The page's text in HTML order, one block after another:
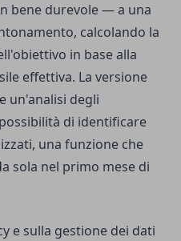
bene durevole — a una
calcolando la
in base alla
effettiva. La versione
un'analisi degli
di identificare
una funzione che
sola nel primo mese di
e sulla gestione dei dati